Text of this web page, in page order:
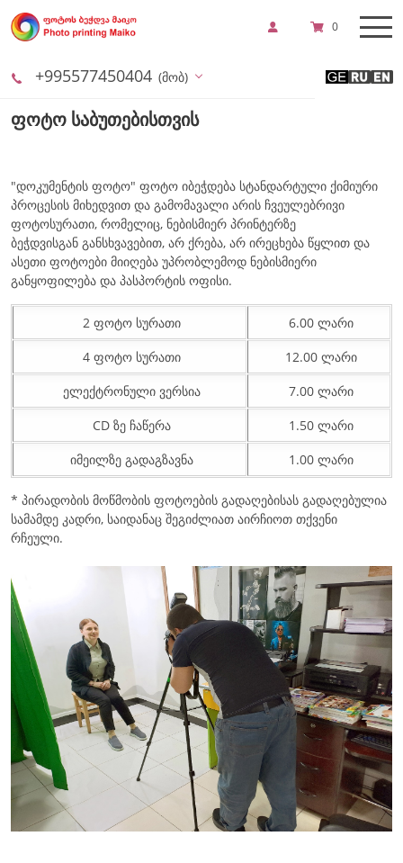
+995577450404 (მობ)
0
ᲤᲝᲢᲝ ᲡᲐᲑᲣᲗᲔᲑᲘᲡᲗᲕᲘᲡ
"დოკუმენტის ფოტო" ფოტო იბეჭდება სტანდარტული ქიმიური
პროცესის მიხედვით და გამომავალი არის ჩვეულებრივი
ფოტოსურათი, რომელიც, ნებისმიერ პრინტერზე
ბეჭდვისგან განსხვავებით, არ ქრება, არ ირეცხება წყლით და
ასეთი ფოტოები მიიღება უპრობლემოდ ნებისმიერი
განყოფილება და პასპორტის ოფისი.
2 ფოტო სურათი
6.00 ლარი
4 ფოტო სურათი
12.00 ლარი
ელექტრონული ვერსია
7.00 ლარი
CD ზე ჩაწერა
1.50 ლარი
იმეილზე გადაგზავნა
1.00 ლარი
* პირადობის მოწმობის ფოტოების გადაღებისას გადაღებულია
სამამდე კადრი, საიდანაც შეგიძლიათ აირჩიოთ თქვენი
რჩეული.